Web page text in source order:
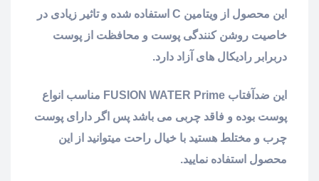
این محصول از ویتامین C استفاده شده و تاثیر زیادی در
خاصیت روشن کنندگی پوست و محافظت از پوست
دربرابر رادیکال های آزاد دارد.
این ضدآفتاب FUSION WATER Prime مناسب انواع
پوست بوده و فاقد چربی می باشد پس اگر دارای پوست
چرب و مختلط هستید با خیال راحت میتوانید از این
محصول استفاده نمایید.